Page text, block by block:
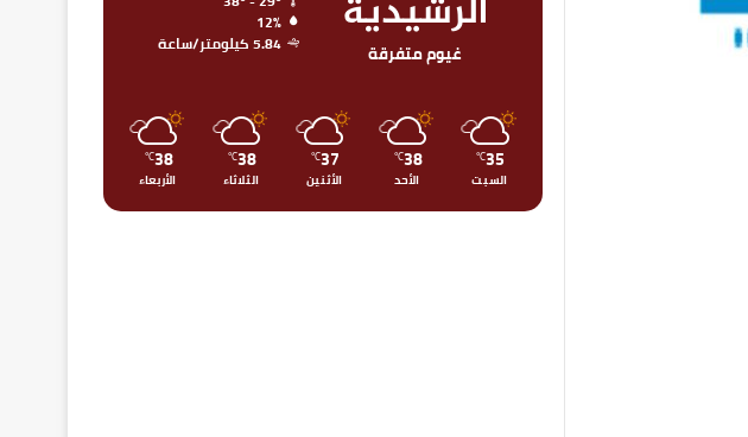
الرشيدية
غيوم متفرقة
12%
5.84 كيلومتر/ساعة
35
℃
السبت
38
℃
الأحد
37
℃
الأثنين
38
℃
الثلاثاء
38
℃
الأربعاء